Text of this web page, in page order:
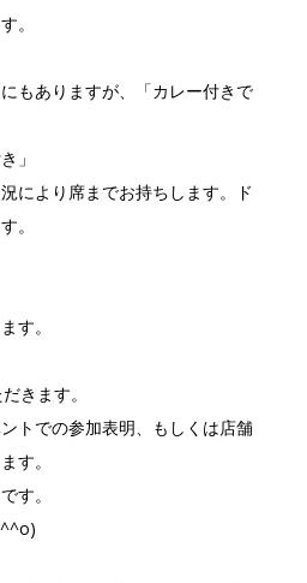
。
もありますが、「カレー付きで
」
により席までお持ちします。ド
。
す。
きます。
トでの参加表明、もしくは店舗
す。
す。